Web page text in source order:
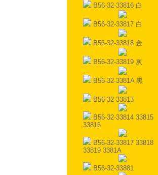
B56-32-33816 白
B56-32-33817 白
B56-32-33818 金
B56-32-33819 灰
B56-32-3381A 黑
B56-32-33813
B56-32-33814 33815
33816
B56-32-33817 33818
33819 3381A
B56-32-33881